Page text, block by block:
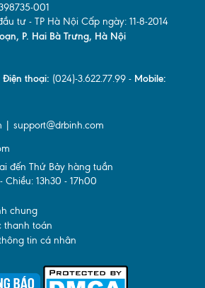
001
tư - TP Hà Nội Cấp ngày: 11-8-2014
P. Hai Bà Trưng, Hà Nội
Điện thoại: (024)-3.622.77.99 - Mobile:
| support@drbinh.com
đến Thứ Bảy hàng tuần
Chiều: 13h30 - 17h00
chung
thanh toán
tin cá nhân